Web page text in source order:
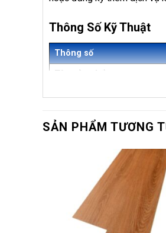
Thông Số Kỹ Thuật
Thông số
Tên sản phẩm
Số lượng tấm/hộp
Diện tích/hộp
SẢN PHẨM TƯƠNG